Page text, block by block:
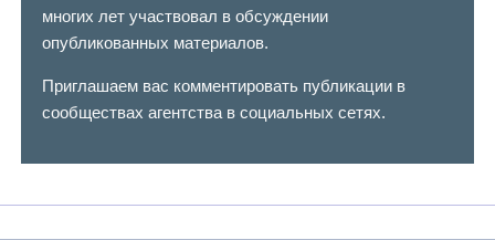
многих лет участвовал в обсуждении
опубликованных материалов.
Приглашаем вас комментировать публикации в
сообществах агентства в социальных сетях.